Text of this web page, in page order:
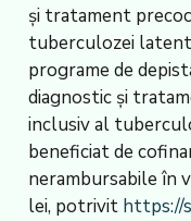
și tratament
tuberculozei
programe de
diagnostic și
inclusiv al
beneficiat de
nerambursabile în
lei, potrivit https://